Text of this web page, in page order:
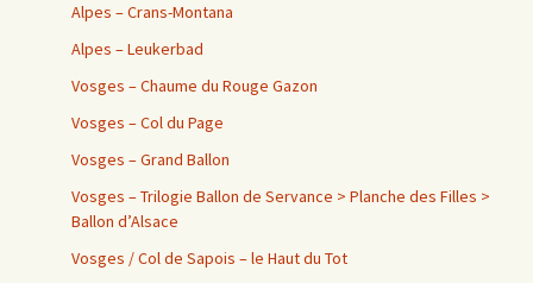
Alpes – Crans-Montana
Alpes – Leukerbad
Vosges – Chaume du Rouge Gazon
Vosges – Col du Page
Vosges – Grand Ballon
Vosges – Trilogie Ballon de Servance > Planche des Filles >
Ballon d’Alsace
Vosges / Col de Sapois – le Haut du Tot